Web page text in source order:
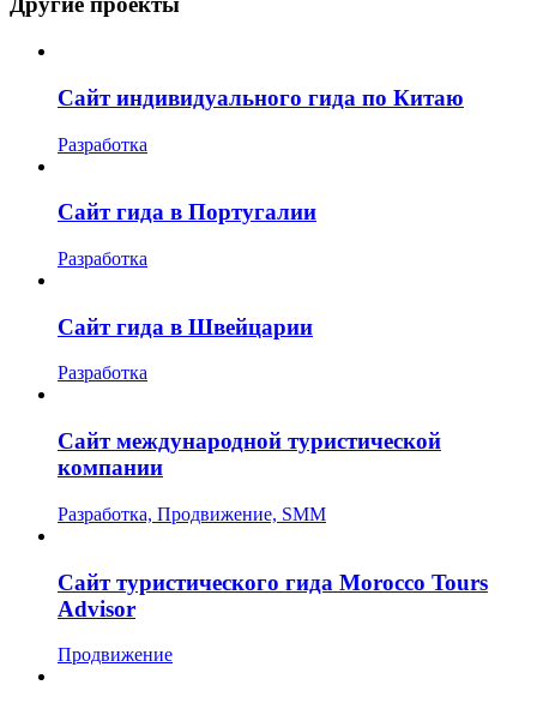
Сайт индивидуального гида по Китаю
Разработка
Сайт гида в Португалии
Разработка
Сайт гида в Швейцарии
Разработка
Сайт международной туристической
компании
Разработка, Продвижение, SMM
Сайт туристического гида Morocco Tours
Advisor
Продвижение